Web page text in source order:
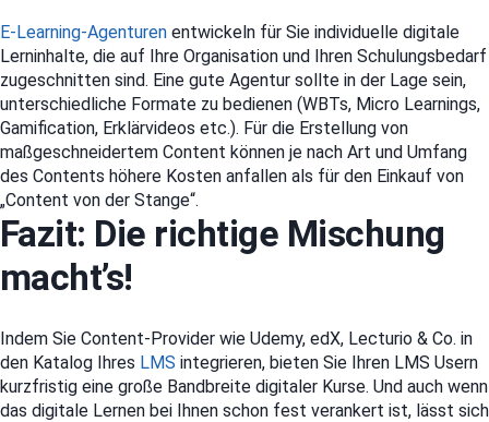
E-Learning-Agenturen entwickeln für Sie individuelle digitale
Lerninhalte, die auf Ihre Organisation und Ihren Schulungsbedarf
zugeschnitten sind. Eine gute Agentur sollte in der Lage sein,
unterschiedliche Formate zu bedienen (WBTs, Micro Learnings,
Gamification, Erklärvideos etc.). Für die Erstellung von
maßgeschneidertem Content können je nach Art und Umfang
des Contents höhere Kosten anfallen als für den Einkauf von
„Content von der Stange“.
Fazit: Die richtige Mischung
macht’s!
Indem Sie Content-Provider wie Udemy, edX, Lecturio & Co. in
den Katalog Ihres LMS integrieren, bieten Sie Ihren LMS Usern
kurzfristig eine große Bandbreite digitaler Kurse. Und auch wenn
das digitale Lernen bei Ihnen schon fest verankert ist, lässt sich